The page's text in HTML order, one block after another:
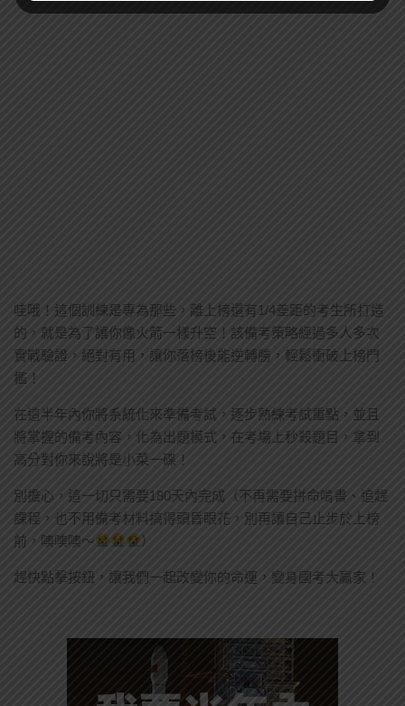
哇哦！這個訓練是專為那些，離上榜還有1/4差距的考生所打造
的，就是為了讓你像火箭一樣升空！該備考策略經過多人多次
實戰驗證，絕對有用，讓你落榜後能逆轉勝，輕鬆衝破上榜門
檻！
在這半年內你將系統化來準備考試，逐步熟練考試重點，並且
將掌握的備考內容，化為出題模式，在考場上秒殺題目，拿到
高分對你來說將是小菜一碟！
別擔心，這一切只需要180天內完成（不再需要拼命啃書、追趕
課程，也不用備考材料搞得頭昏眼花，別再讓自己止步於上榜
前，噢噢噢～
）
趕快點擊按鈕，讓我們一起改變你的命運，變身國考大贏家！